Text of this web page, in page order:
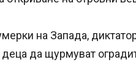
на Запада,
деца да щурмуват